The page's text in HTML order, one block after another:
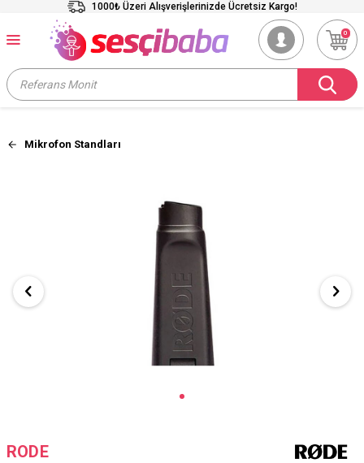
1000₺ Üzeri Alışverişlerinizde Ücretsiz Kargo!
0
Mikrofon Standları
RODE